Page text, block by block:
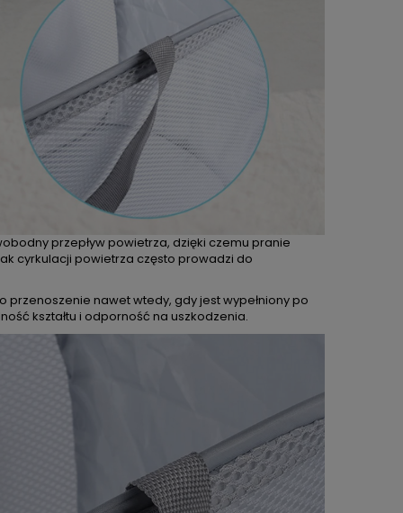
przepływ powietrza, dzięki czemu pranie
cyrkulacji powietrza często prowadzi do
przenoszenie nawet wtedy, gdy jest wypełniony po
kształtu i odporność na uszkodzenia.